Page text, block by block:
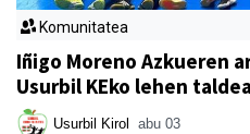
Komunitatea
Iñigo Moreno Azkueren
Usurbil KEko lehen
Usurbil Kirol abu 03